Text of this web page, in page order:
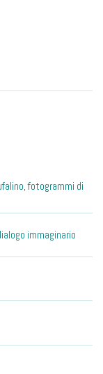
fotogrammi di
immaginario